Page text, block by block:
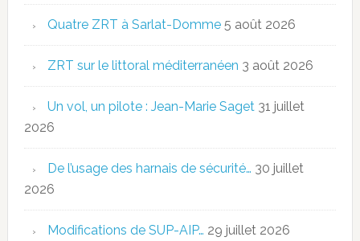
Quatre ZRT à Sarlat-Domme 5 août 2026
ZRT sur le littoral méditerranéen 3 août 2026
Un vol, un pilote : Jean-Marie Saget 31 juillet
2026
De l’usage des harnais de sécurité… 30 juillet
2026
Modifications de SUP-AIP… 29 juillet 2026